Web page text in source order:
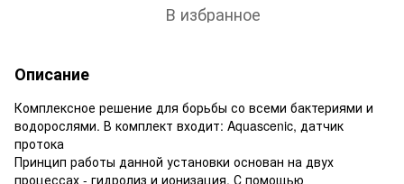
В избранное
Описание
Комплексное решение для борьбы со всеми бактериями и
водорослями. В комплект входит: Aquascenic, датчик
протока
Принцип работы данной установки основан на двух
процессах - гидролиз и ионизация. С помощью